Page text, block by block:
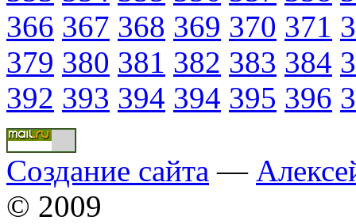
366 367 368 369 370 371
379 380 381 382 383 384
392 393 394 394 395 396
Создание сайта —
© 2009